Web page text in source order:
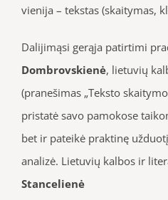
vienija – tekstas (skaitymas,
Dalijimąsi gerąja patirtimi
Dombrovskienė, lietuvių
(pranešimas „Teksto
pristatė savo pamokose
bet ir pateikė praktinę
analizė. Lietuvių kalbos ir
Stancelienė